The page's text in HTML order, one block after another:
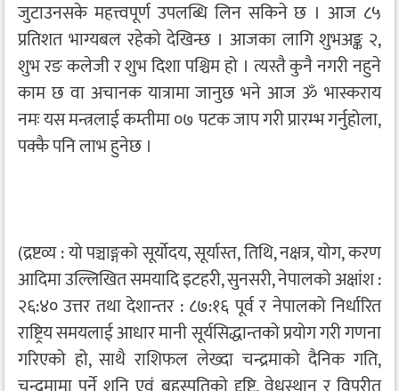
जुटाउनसके महत्त्वपूर्ण उपलब्धि लिन सकिने छ । आज ८५
प्रतिशत भाग्यबल रहेको देखिन्छ । आजका लागि शुभअङ्क २,
शुभ रङ कलेजी र शुभ दिशा पश्चिम हो । त्यस्तै कुनै नगरी नहुने
काम छ वा अचानक यात्रामा जानुछ भने आज ॐ भास्कराय
नमः यस मन्त्रलाई कम्तीमा ०७ पटक जाप गरी प्रारम्भ गर्नुहोला,
पक्कै पनि लाभ हुनेछ ।
(द्रष्टव्य : यो पञ्चाङ्गको सूर्योदय, सूर्यास्त, तिथि, नक्षत्र, योग, करण
आदिमा उल्लिखित समयादि इटहरी, सुनसरी, नेपालको अक्षांश :
२६:४० उत्तर तथा देशान्तर : ८७:१६ पूर्व र नेपालको निर्धारित
राष्ट्रिय समयलाई आधार मानी सूर्यसिद्धान्तको प्रयोग गरी गणना
गरिएको हो, साथै राशिफल लेख्दा चन्द्रमाको दैनिक गति,